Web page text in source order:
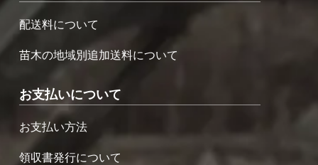
配送料について
苗木の地域別追加送料について
お支払いについて
お支払い方法
領収書発行について